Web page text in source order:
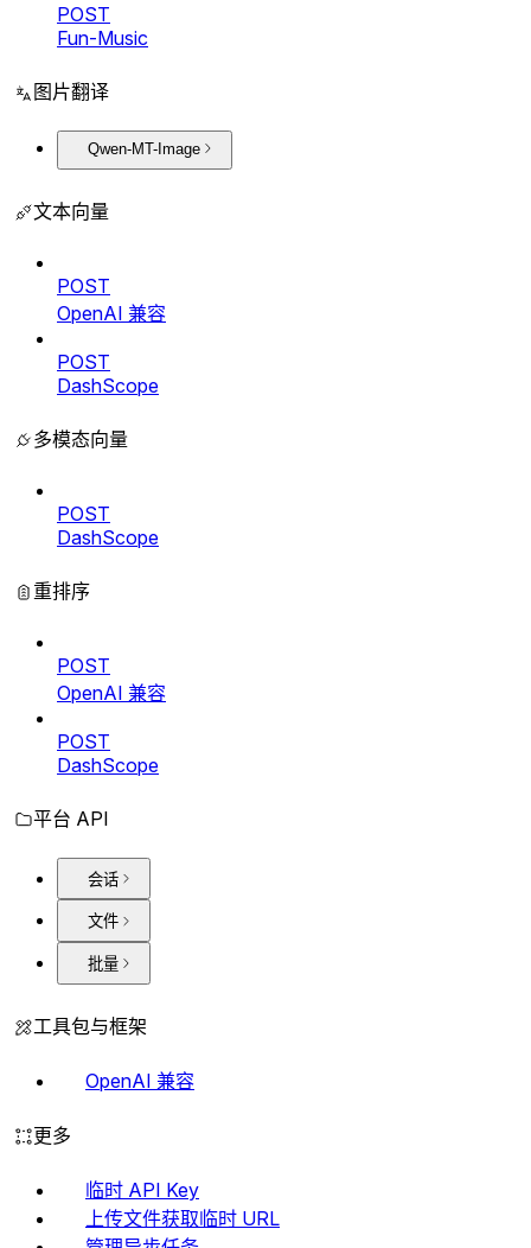
POST
Fun-Music
图片翻译
Qwen-MT-Image
文本向量
POST
OpenAI 兼容
POST
DashScope
多模态向量
POST
DashScope
重排序
POST
OpenAI 兼容
POST
DashScope
平台 API
会话
文件
批量
工具包与框架
OpenAI 兼容
更多
临时 API Key
上传文件获取临时 URL